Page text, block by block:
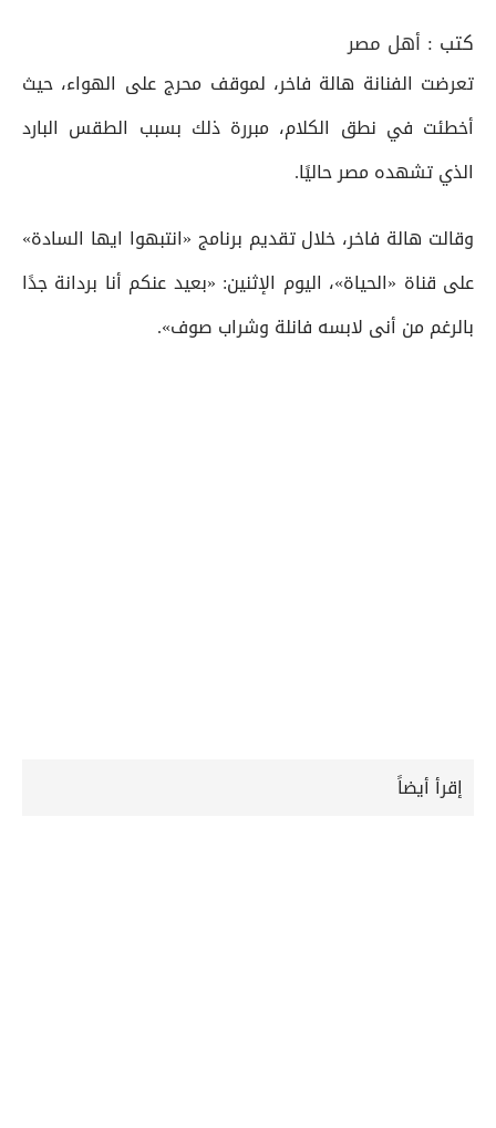
كتب : أهل مصر
تعرضت الفنانة هالة فاخر، لموقف محرج على الهواء، حيث
أخطئت في نطق الكلام، مبررة ذلك بسبب الطقس البارد
الذي تشهده مصر حاليًا.
وقالت هالة فاخر، خلال تقديم برنامج «انتبهوا ايها السادة»
على قناة «الحياة»، اليوم الإثنين: «بعيد عنكم أنا بردانة جدًا
بالرغم من أنى لابسه فانلة وشراب صوف».
إقرأ أيضاً